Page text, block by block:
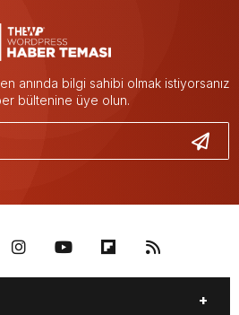
anında bilgi sahibi olmak istiyorsanız
bültenine üye olun.